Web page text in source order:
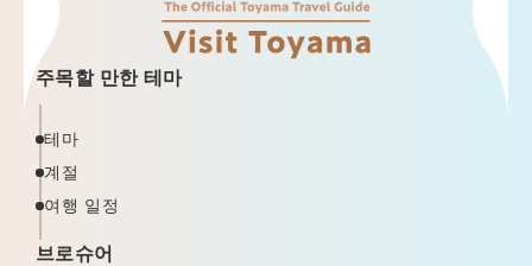
주목할 만한 테마
테마
계절
여행 일정
브로슈어